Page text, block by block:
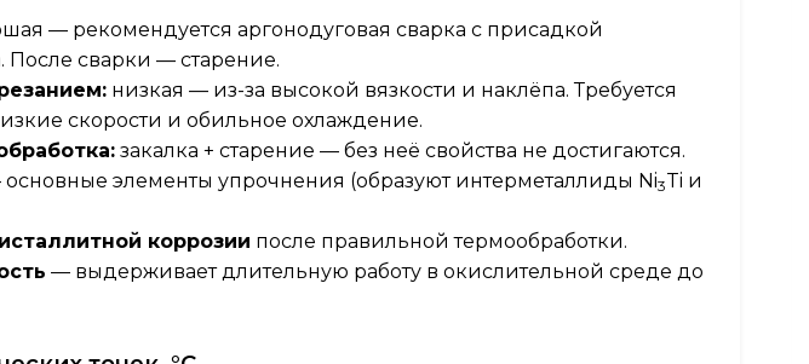
— рекомендуется аргонодуговая сварка с присадкой
После сварки — старение.
низкая — из-за высокой вязкости и наклёпа. Требуется
скорости и обильное охлаждение.
закалка + старение — без неё свойства не достигаются.
элементы упрочнения (образуют интерметаллиды Ni3Ti и
коррозии после правильной термообработки.
— выдерживает длительную работу в окислительной среде до